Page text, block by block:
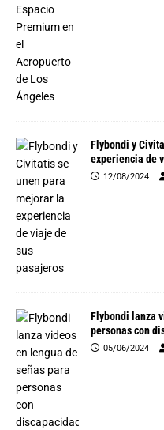
Flybondi y
experiencia de
12/08/2024
Flybondi lanza
personas con
05/06/2024